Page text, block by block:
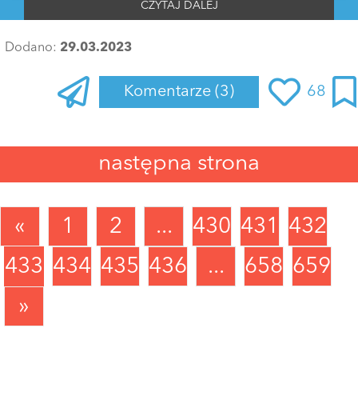
CZYTAJ DALEJ
Dodano: 29.03.2023
Komentarze (3) 68
następna strona
« 1 2 ... 430 431
432
433 434 435 436 ... 658 659
»